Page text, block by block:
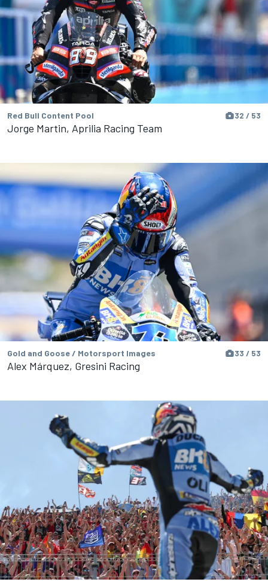
Red Bull Content Pool 32 / 53
Jorge Martin, Aprilia Racing Team
Gold and Goose / Motorsport Images 33 / 53
Alex Márquez, Gresini Racing